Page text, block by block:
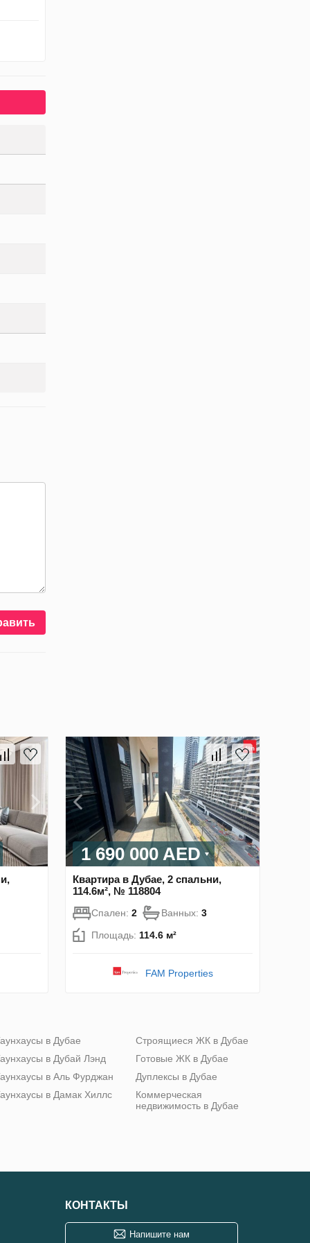
1 690 000 AED
Квартира в Дубае, 2 спальни,
114.6м², № 118804
Спален: 2 Ванных: 3
Площадь: 114.6 м²
FAM Properties
в Дубае
в Дубай Лэнд
в Аль Фурджан
в Дамак Хиллс
Строящиеся ЖК в Дубае
Готовые ЖК в Дубае
Дуплексы в Дубае
Коммерческая
недвижимость в Дубае
КОНТАКТЫ
Напишите нам